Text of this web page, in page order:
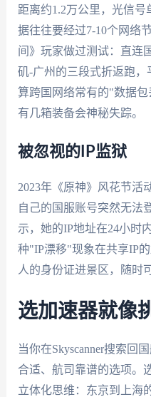
距离约1.2万公里，光信号
据往往要经过7-10个网络
间》玩家做过测试：直连
矶-广州的三段式折返跑，
算跨国网络常有的"数据
有几箱装备会神秘失踪。
被忽视的IP监狱
2023年《原神》风花节活
自己的国服账号突然无法
示，她的IP地址在24小时
种"IP漂移"现象在共享IP
人的身份证进景区，随时
选加速器就像
当你在Skyscanner搜索回
合适、航司靠谱的选项。
立体化思维：东京到上海